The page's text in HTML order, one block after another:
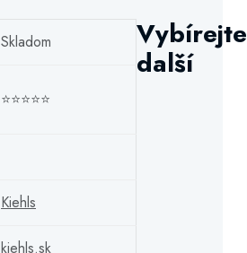
Skladom
⭐⭐⭐⭐⭐
Kiehls
kiehls.sk
Vybírejte
další